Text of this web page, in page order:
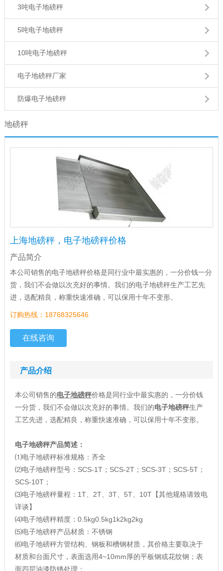
3吨电子地磅秤
5吨电子地磅秤
10吨电子地磅秤
电子地磅秤厂家
防爆电子地磅秤
地磅秤
上海地磅秤，电子地磅秤价格
产品简介
本公司销售的电子地磅秤价格是同行业中最实惠的，一分价钱一分
货，我们不会做以次充好的事情。我们的电子地磅秤生产工艺先
进，选配精良，称重快速准确，可以保用十年不变形。
订购热线：18768325646
在线咨询
产品介绍
本公司销售的电子地磅秤价格是同行业中最实惠的，一分价钱
一分货，我们不会做以次充好的事情。我们的电子地磅秤生产
工艺先进，选配精良，称重快速准确，可以保用十年不变形。
电子地磅秤产品简述：
⑴电子地磅秤标准规格：齐全
⑵电子地磅秤型号：SCS-1T；SCS-2T；SCS-3T；SCS-5T；
SCS-10T；
⑶电子地磅秤量程：1T、2T、3T、5T、10T【其他规格请致电
详谈】
⑷电子地磅秤精度：0.5kg0.5kg1k2kg2kg
⑸电子地磅秤产品材质：不锈钢
⑹电子地磅秤方管结构、钢板和槽钢材质，其价格主要取决于
材质和台面尺寸，表面选用4~10mm厚的平板钢或花纹钢；表
面四层油漆防锈处理；